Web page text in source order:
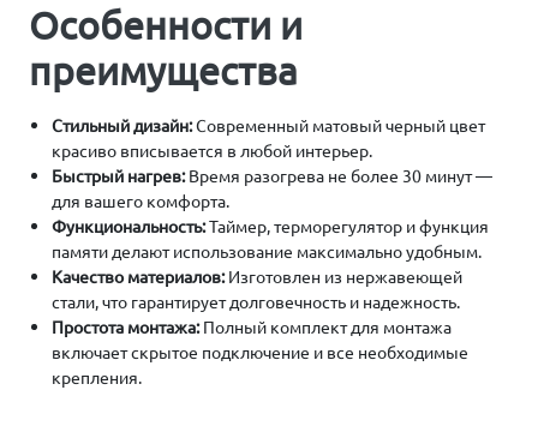
Особенности и
преимущества
Стильный дизайн:Современный матовый черный цвет
красиво вписывается в любой интерьер.
Быстрый нагрев:Время разогрева не более 30 минут —
для вашего комфорта.
Функциональность:Таймер, терморегулятор и функция
памяти делают использование максимально удобным.
Качество материалов:Изготовлен из нержавеющей
стали, что гарантирует долговечность и надежность.
Простота монтажа:Полный комплект для монтажа
включает скрытое подключение и все необходимые
крепления.